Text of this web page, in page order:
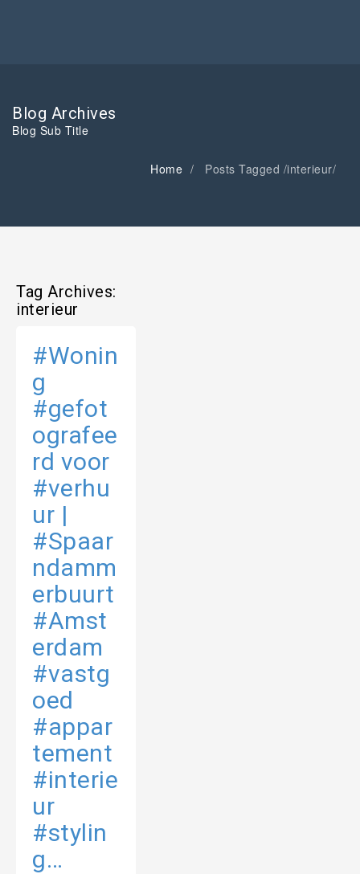
Blog Archives
Blog Sub Title
Home Posts Tagged /interieur/
Tag Archives:
interieur
#Wonin
g
#gefot
ografee
rd voor
#verhu
ur |
#Spaar
ndamm
erbuurt
#Amst
erdam
#vastg
oed
#appar
tement
#interie
ur
#stylin
g…